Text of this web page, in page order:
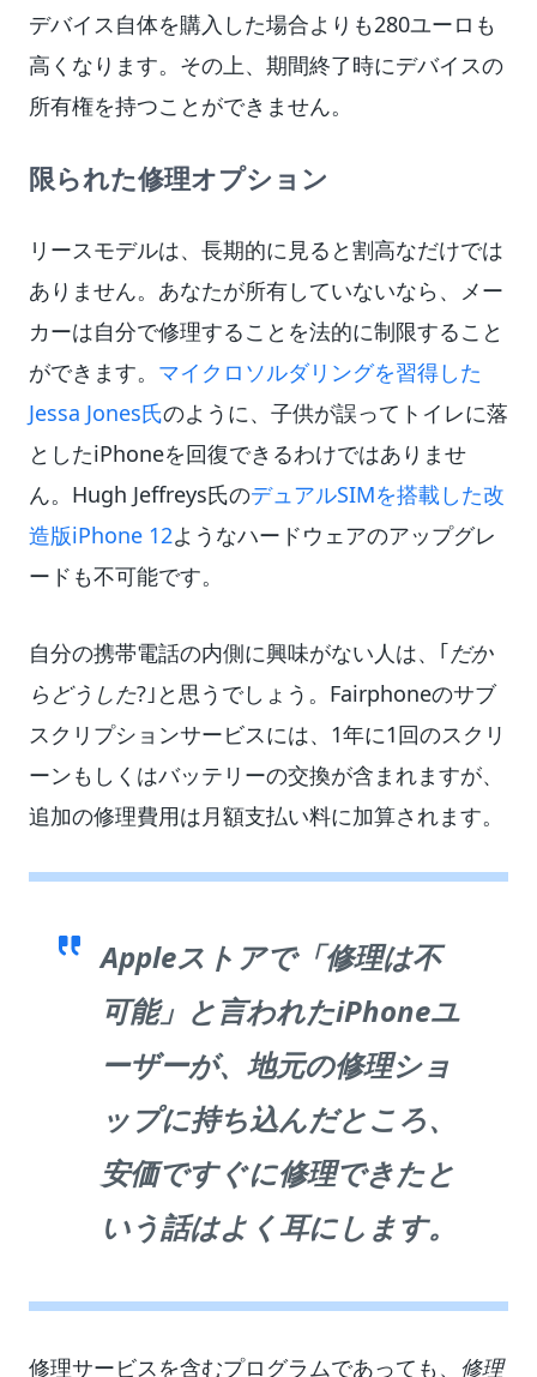
デバイス自体を購入した場合よりも280ユーロも
高くなります。その上、期間終了時にデバイスの
所有権を持つことができません。
限られた修理オプション
リースモデルは、長期的に見ると割高なだけでは
ありません。あなたが所有していないなら、メー
カーは自分で修理することを法的に制限すること
ができます。 マイクロソルダリングを習得した
Jessa Jones氏のように、子供が誤ってトイレに落
としたiPhoneを回復できるわけではありませ
ん。Hugh Jeffreys氏のデュアルSIMを搭載した改
造版iPhone 12ようなハードウェアのアップグレ
ードも不可能です。
自分の携帯電話の内側に興味がない人は、｢だか
らどうした?｣と思うでしょう。Fairphoneのサブ
スクリプションサービスには、1年に1回のスクリ
ーンもしくはバッテリーの交換が含まれますが、
追加の修理費用は月額支払い料に加算されます。
Appleストアで「修理は不
可能」と言われたiPhoneユ
ーザーが、地元の修理ショ
ップに持ち込んだところ、
安価ですぐに修理できたと
いう話はよく耳にします。
修理サービスを含むプログラムであっても、 修理